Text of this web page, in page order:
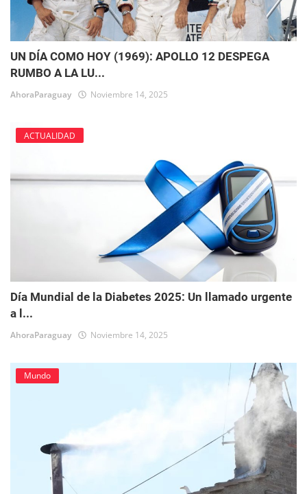
UN DÍA COMO HOY (1969): APOLLO 12 DESPEGA
RUMBO A LA LU...
AhoraParaguay Noviembre 14, 2025
ACTUALIDAD
Día Mundial de la Diabetes 2025: Un llamado urgente
a l...
AhoraParaguay Noviembre 14, 2025
Mundo